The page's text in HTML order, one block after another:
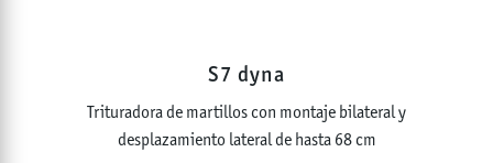
S7 dyna
Trituradora de martillos con montaje bilateral y
desplazamiento lateral de hasta 68 cm